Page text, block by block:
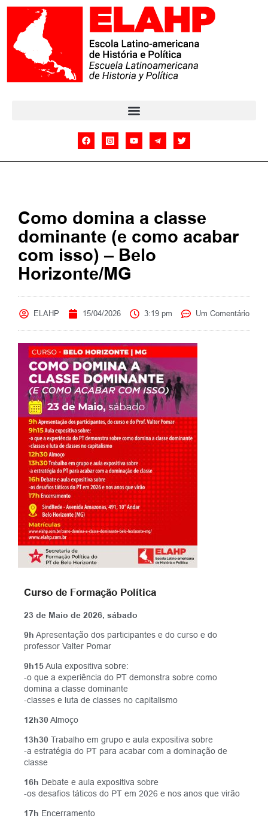
Como domina a classe
dominante (e como acabar
com isso) – Belo
Horizonte/MG
ELAHP 15/04/2026 3:19 pm Um Comentário
Curso de Formação Política
23 de Maio de 2026, sábado
9h Apresentação dos participantes e do curso e do
professor Valter Pomar
9h15Aula expositiva sobre:
-o que a experiência do PT demonstra sobre como
domina a classe dominante
-classes e luta de classes no capitalismo
12h30 Almoço
13h30 Trabalho em grupo e aula expositiva sobre
-a estratégia do PT para acabar com a dominação de
classe
16h Debate e aula expositiva sobre
-os desafios táticos do PT em 2026 e nos anos que virão
17h Encerramento